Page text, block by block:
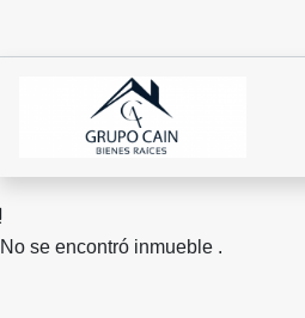
No se encontró inmueble .